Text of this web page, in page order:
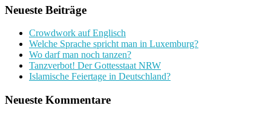
Neueste Beiträge
Crowdwork auf Englisch
Welche Sprache spricht man in Luxemburg?
Wo darf man noch tanzen?
Tanzverbot! Der Gottesstaat NRW
Islamische Feiertage in Deutschland?
Neueste Kommentare